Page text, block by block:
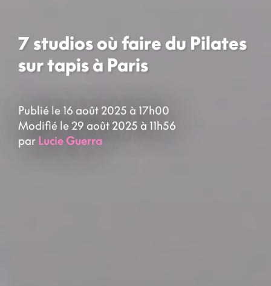
7 studios où faire du Pilates
sur tapis à Paris
Publié le 16 août 2025 à 17h00
Modifié le 29 août 2025 à 11h56
par Lucie Guerra